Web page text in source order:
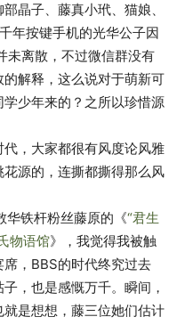
晶子、藤真小玳、猫娘、
年按键手机的光华公子因
未离散，不过微信群没有
解释，这么说对于萌新可
少年来的？之所以珍惜源
，大家都很有风度论风雅
源的，连撕都撕得那么风
华铁杆粉丝藤原的《“君生
物语馆》，我觉得我被触
，BBS的时代终究过去
，也是感慨万千。瞬间，
是想想，藤三位她们估计